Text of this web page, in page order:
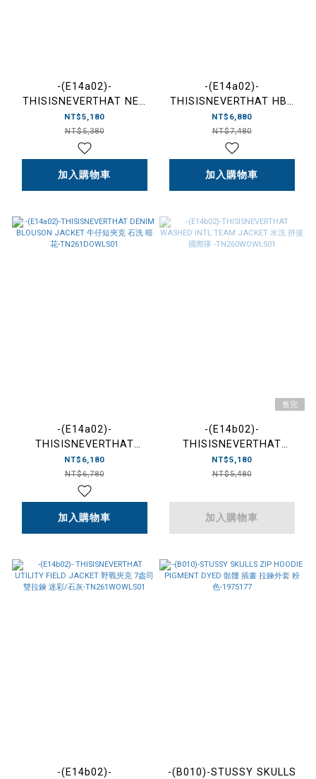
-(E14a02)-
THISISNEVERTHAT NEP
CHECK ZIP SHIRT 格紋 拉
鍊襯衫 黑色-
TN261WSHTL01
NT$5,180
NT$5,380
加入購物車
-(E14a02)-
THISISNEVERTHAT HBT
WASHED JACKET 水洗外
套 工裝 藍/炭灰色-
TN261WOWLS03
NT$6,880
NT$7,480
加入購物車
-(E14a02)-
THISISNEVERTHAT
DENIM BLOUSON JACKET
牛仔短夾克 石洗 暗花-
TN261DOWLS01
NT$6,180
NT$6,780
加入購物車
售完
-(E14b02)-
THISISNEVERTHAT
WASHED INTL TEAM
JACKET 水洗 拼接 國際隊 -
NT$5,180
NT$5,480
加入購物車
-(E14b02)-
-(B010)-STUSSY SKULLS